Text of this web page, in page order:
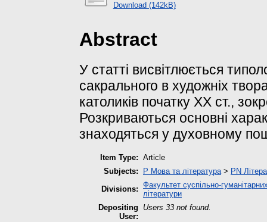
Download (142kB)
Abstract
У статті висвітлюється
сакрального в художніх
католиків початку ХХ ст.,
Розкриваються основні
знаходяться у духовному
Item Type: Article
Subjects:
P Мова та література> PN
Divisions: Факультет суспільно-
літератури
Depositing
User:
Users 33 not found.